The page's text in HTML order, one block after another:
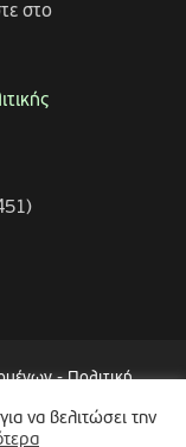
στο
-Πολιτική
να βελιτώσει την